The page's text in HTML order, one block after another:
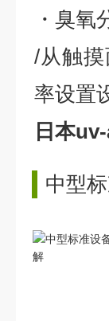
・臭
/从触
率设置
日本
中型